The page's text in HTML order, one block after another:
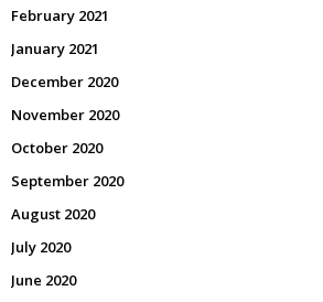
February 2021
January 2021
December 2020
November 2020
October 2020
September 2020
August 2020
July 2020
June 2020